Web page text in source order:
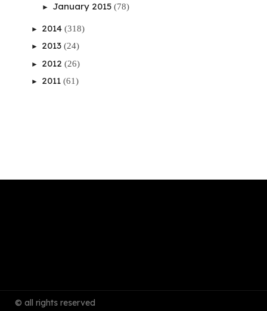
► January 2015 (78)
► 2014 (318)
► 2013 (24)
► 2012 (26)
► 2011 (61)
© all rights reserved